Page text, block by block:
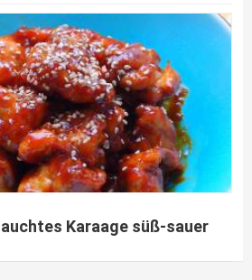
Karaage süß-sauer